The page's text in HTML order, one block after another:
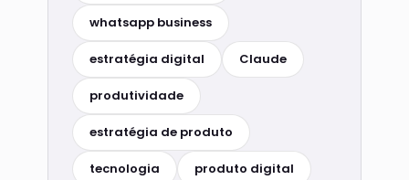
whatsapp business
estratégia digital Claude
produtividade
estratégia de produto
tecnologia produto digital